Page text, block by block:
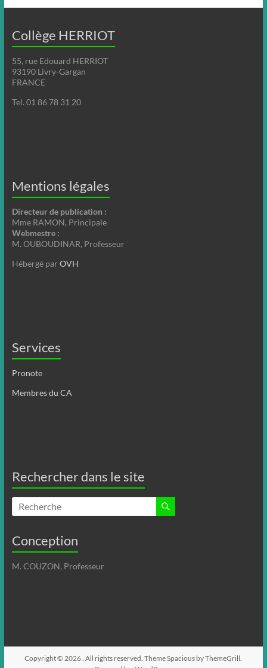
Collège HERRIOT
55, rue Edouard HERRIOT
93190 Livry-Gargan
FRANCE
Tel. 01 86 78 31 20
Mentions légales
Directeur de publication :
Mme RAMON, Principale
Webmestre :
M. OUBOUDINAR, Professeur
Hébergé par OVH
Services
Pronote
Membres du CA
Rechercher dans le site
Conception
M. COUZON, Professeur
Copyright © 2026 . All rights reserved. ThemeSpacious by ThemeGrill.